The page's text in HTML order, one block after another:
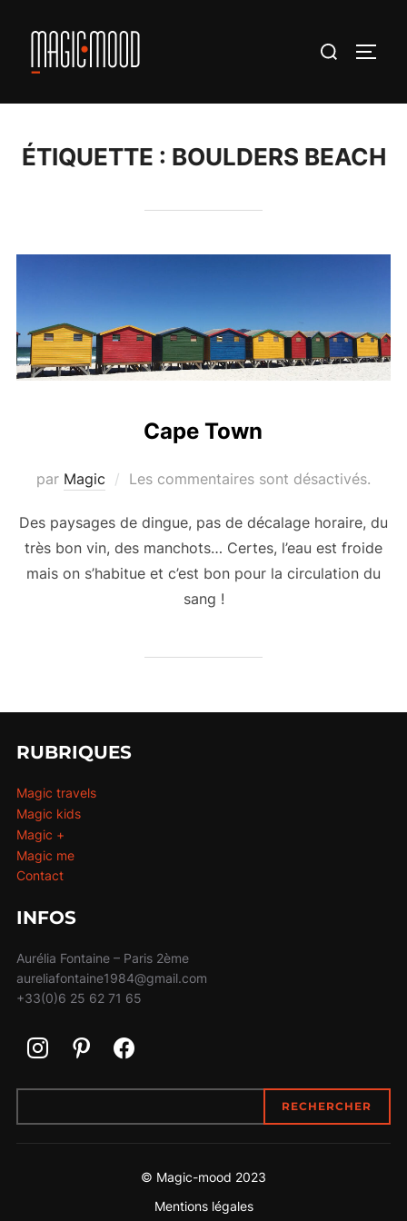
contenu
Rechercher :
ÉTIQUETTE : BOULDERS BEACH
Cape Town
par Magic Les commentaires sont désactivés.
Des paysages de dingue, pas de décalage horaire, du
très bon vin, des manchots… Certes, l’eau est froide
mais on s’habitue et c’est bon pour la circulation du
sang !
RUBRIQUES
Magic travels
Magic kids
Magic +
Magic me
Contact
INFOS
Aurélia Fontaine – Paris 2ème
aureliafontaine1984@gmail.com
+33(0)6 25 62 71 65
RECHERCHER
© Magic-mood 2023
Mentions légales